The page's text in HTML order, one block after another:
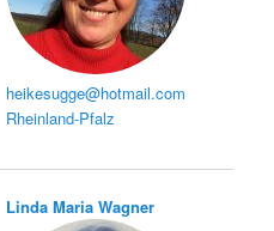
heikesugge@hotmail.com
Rheinland-Pfalz
Linda Maria Wagner